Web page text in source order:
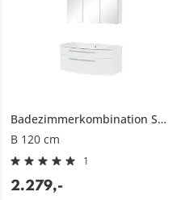
Badezimmerkombination Spieksee
B 120 cm
1
2.279,-